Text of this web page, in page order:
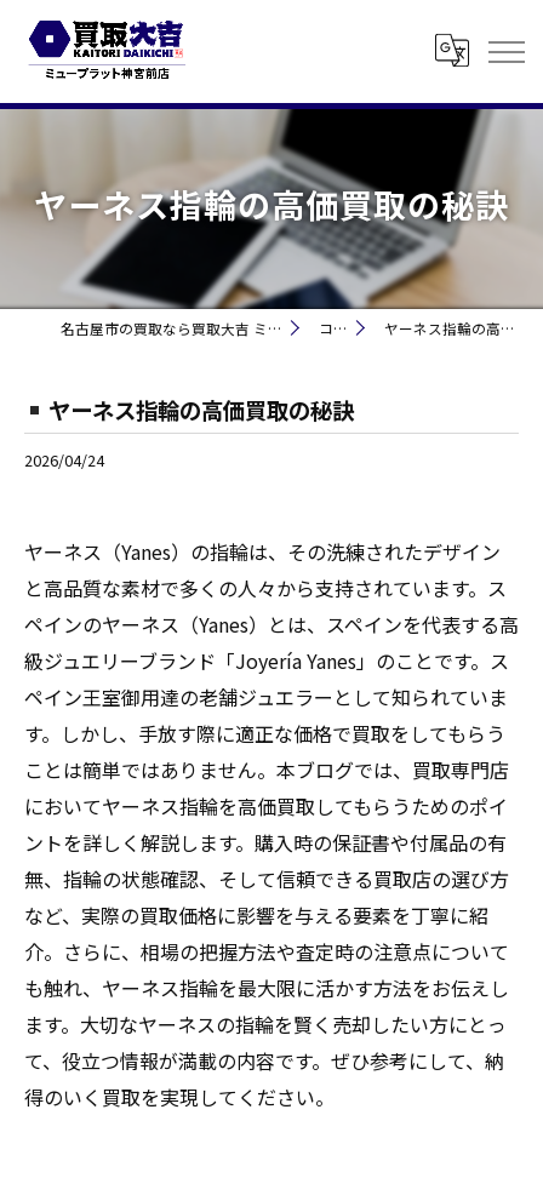
ヤーネス指輪の高価買取の秘訣
名古屋市の買取なら買取大吉 ミュープラット神宮前 コラム ヤーネス指輪の高価買取の秘訣
ヤーネス指輪の高価買取の秘訣
2026/04/24
ヤーネス（Yanes）の指輪は、その洗練されたデザイン
と高品質な素材で多くの人々から支持されています。ス
ペインのヤーネス（Yanes）とは、スペインを代表する高
級ジュエリーブランド「Joyería Yanes」のことです。ス
ペイン王室御用達の老舗ジュエラーとして知られていま
す。しかし、手放す際に適正な価格で買取をしてもらう
ことは簡単ではありません。本ブログでは、買取専門店
においてヤーネス指輪を高価買取してもらうためのポイ
ントを詳しく解説します。購入時の保証書や付属品の有
無、指輪の状態確認、そして信頼できる買取店の選び方
など、実際の買取価格に影響を与える要素を丁寧に紹
介。さらに、相場の把握方法や査定時の注意点について
も触れ、ヤーネス指輪を最大限に活かす方法をお伝えし
ます。大切なヤーネスの指輪を賢く売却したい方にとっ
て、役立つ情報が満載の内容です。ぜひ参考にして、納
得のいく買取を実現してください。